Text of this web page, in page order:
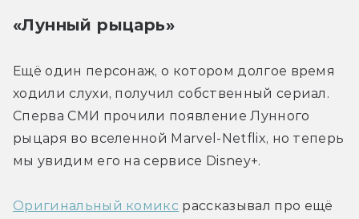
«Лунный рыцарь»
Ещё один персонаж, о котором долгое время
ходили слухи, получил собственный сериал.
Сперва СМИ прочили появление Лунного
рыцаря во вселенной Marvel-Netflix, но теперь
мы увидим его на сервисе Disney+.
Оригинальный комикс рассказывал про ещё